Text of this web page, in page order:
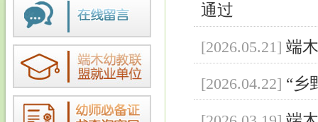
通过
[2026.05.21] 端
[2026.04.22] “乡